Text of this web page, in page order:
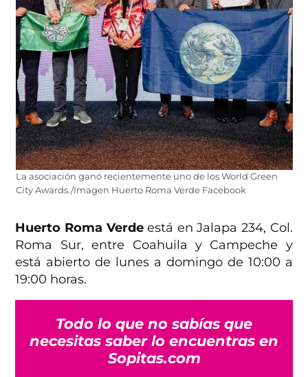
La asociación ganó recientemente uno de los World Green
City Awards./Imagen Huerto Roma Verde Facebook
Huerto Roma Verdeestá en Jalapa 234, Col.
Roma Sur, entre Coahuila y Campeche y
está abierto de lunes a domingo de 10:00 a
19:00 horas.
Todo lo que no sabías que
necesitas saber lo encuentras en
Sopitas.com